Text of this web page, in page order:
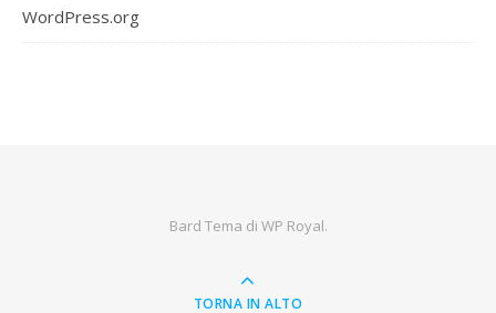
WordPress.org
Bard Tema di WP Royal.
TORNA IN ALTO